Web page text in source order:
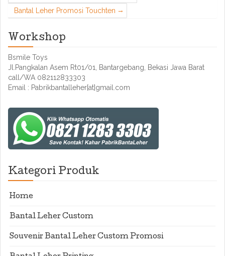
Bantal Leher Promosi Touchten
Workshop
Bsmile Toys
Jl.Pangkalan Asem Rt01/01, Bantargebang, Bekasi Jawa Barat
call/WA 082112833303
Email : Pabrikbantalleher[at]gmail.com
Kategori Produk
Home
Bantal Leher Custom
Souvenir Bantal Leher Custom Promosi